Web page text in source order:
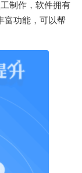
制作，软件拥有
富功能，可以帮